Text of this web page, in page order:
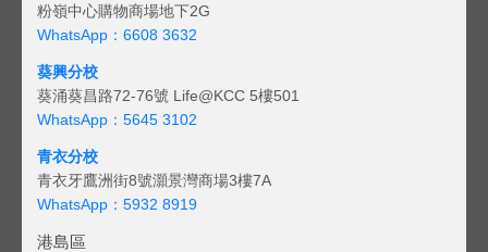
粉嶺中心購物商場地下2G
WhatsApp：6608 3632
葵興分校
葵涌葵昌路72-76號 Life@KCC 5樓501
WhatsApp：5645 3102
青衣分校
青衣牙鷹洲街8號灝景灣商場3樓7A
WhatsApp：5932 8919
港島區